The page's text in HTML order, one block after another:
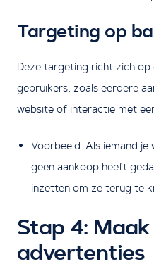
Targeting op
Deze targeting richt zich op
gebruikers, zoals eerdere
website of interactie met
Voorbeeld: Als iemand
geen aankoop heeft
inzetten om ze terug te
Stap 4:
advertenties